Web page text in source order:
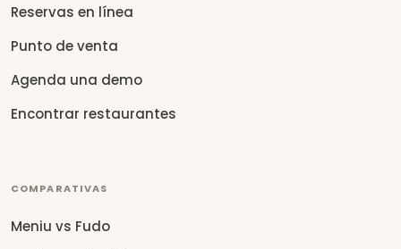
Reservas en línea
Punto de venta
Agenda una demo
Encontrar restaurantes
COMPARATIVAS
Meniu vs Fudo